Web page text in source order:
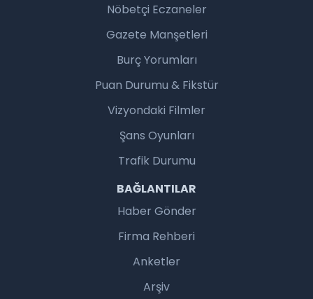
Nöbetçi Eczaneler
Gazete Manşetleri
Burç Yorumları
Puan Durumu & Fikstür
Vizyondaki Filmler
Şans Oyunları
Trafik Durumu
BAĞLANTILAR
Haber Gönder
Firma Rehberi
Anketler
Arşiv